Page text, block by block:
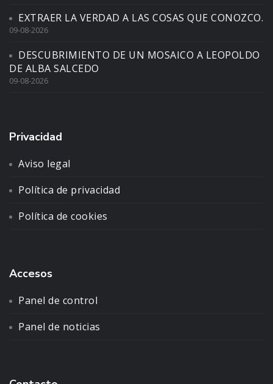
EXTRAER LA VERDAD A LAS COSAS QUE CONOZCO.
09-08-2026
DESCUBRIMIENTO DE UN MOSAICO A LEOPOLDO
DE ALBA SALCEDO
09-08-2026
Privacidad
Aviso legal
Política de privacidad
Política de cookies
Accesos
Panel de control
Panel de noticias